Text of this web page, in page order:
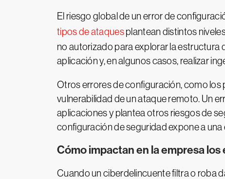
El riesgo global de un error de
tipos de ataquesplantean distintos
no autorizado para explorar la estructura
aplicación y, en algunos casos, realizar
Otros errores de configuración, como los
vulnerabilidad de un ataque remoto. Un
aplicaciones y plantea otros riesgos de
configuración de seguridad expone a
Cómo impactan en la empresa
Cuando un ciberdelincuente filtra o roba